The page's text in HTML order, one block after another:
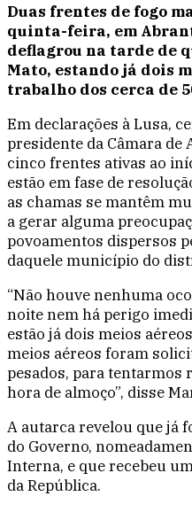
Duas frentes de fogo
quinta-feira, em
deflagrou na tarde de
Mato, estando já dois
trabalho dos cerca de
Em declarações à Lusa,
presidente da Câmara de
cinco frentes ativas ao
estão em fase de
as chamas se mantêm
a gerar alguma
povoamentos dispersos
daquele município do
“Não houve nenhuma
noite nem há perigo
estão já dois meios
meios aéreos foram
pesados, para tentarmos
hora de almoço”, disse
A autarca revelou que já
do Governo,
Interna, e que recebeu
da República.